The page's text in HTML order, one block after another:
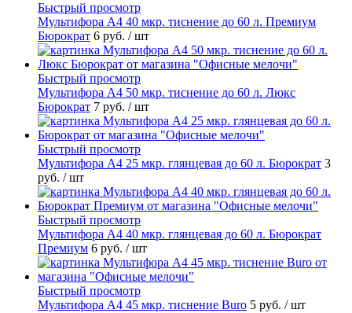
Быстрый просмотр
Мультифора А4 40 мкр. тиснение до 60 л. Премиум
Бюрократ 6 руб. / шт
Быстрый просмотр
Мультифора А4 50 мкр. тиснение до 60 л. Люкс
Бюрократ 7 руб. / шт
Быстрый просмотр
Мультифора А4 25 мкр. глянцевая до 60 л. Бюрократ 3
руб. / шт
Быстрый просмотр
Мультифора А4 40 мкр. глянцевая до 60 л. Бюрократ
Премиум 6 руб. / шт
Быстрый просмотр
Мультифора А4 45 мкр. тиснение Buro 5 руб. / шт